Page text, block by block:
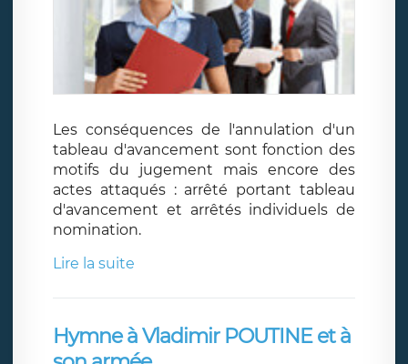
Les conséquences de l'annulation d'un
tableau d'avancement sont fonction des
motifs du jugement mais encore des
actes attaqués : arrêté portant tableau
d'avancement et arrêtés individuels de
nomination.
Lire la suite
Hymne à Vladimir POUTINE et à